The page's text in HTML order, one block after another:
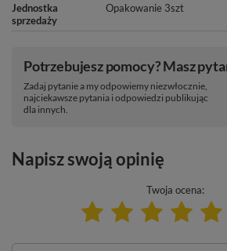
Jednostka
sprzedaży
Opakowanie 3szt
Potrzebujesz pomocy? Masz
Zadaj pytanie a my odpowiemy niezwłocznie,
najciekawsze pytania i odpowiedzi publikując
dla innych.
Napisz swoją opinię
Twoja ocena: